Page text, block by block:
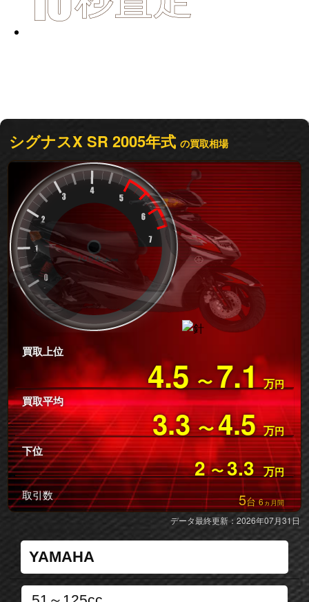
シグナスX SR 2005年式の買取相場
買取上位
4.5 〜7.1 万円
買取平均
3.3 〜4.5 万円
下位
2 〜3.3 万円
取引数 5台6ヵ月間
データ最終更新：2026年07月31日